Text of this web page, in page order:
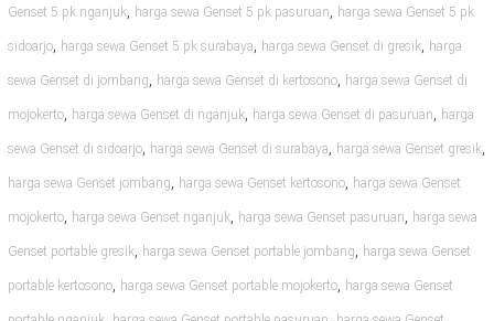
Genset 5 pk nganjuk, harga sewa Genset 5 pk pasuruan, harga sewa Genset 5 pk
sidoarjo, harga sewa Genset 5 pk surabaya, harga sewa Genset di gresik, harga
sewa Genset di jombang, harga sewa Genset di kertosono, harga sewa Genset di
mojokerto, harga sewa Genset di nganjuk, harga sewa Genset di pasuruan, harga
sewa Genset di sidoarjo, harga sewa Genset di surabaya, harga sewa Genset gresik,
harga sewa Genset jombang, harga sewa Genset kertosono, harga sewa Genset
mojokerto, harga sewa Genset nganjuk, harga sewa Genset pasuruan, harga sewa
Genset portable gresik, harga sewa Genset portable jombang, harga sewa Genset
portable kertosono, harga sewa Genset portable mojokerto, harga sewa Genset